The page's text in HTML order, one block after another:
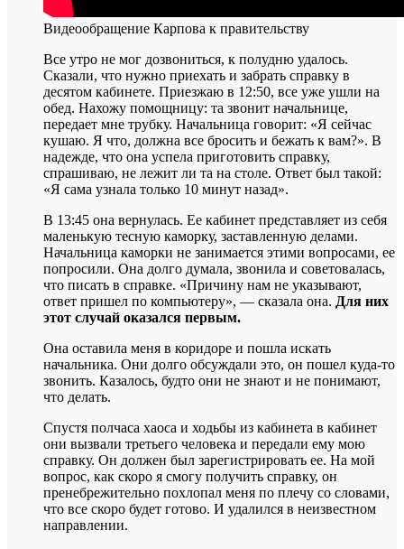
Видеообращение Карпова к правительству
Все утро не мог дозвониться, к полудню удалось.
Сказали, что нужно приехать и забрать справку в
десятом кабинете. Приезжаю в 12:50, все уже ушли на
обед. Нахожу помощницу: та звонит начальнице,
передает мне трубку. Начальница говорит: «Я сейчас
кушаю. Я что, должна все бросить и бежать к вам?». В
надежде, что она успела приготовить справку,
спрашиваю, не лежит ли та на столе. Ответ был такой:
«Я сама узнала только 10 минут назад».
В 13:45 она вернулась. Ее кабинет представляет из себя
маленькую тесную каморку, заставленную делами.
Начальница каморки не занимается этими вопросами, ее
попросили. Она долго думала, звонила и советовалась,
что писать в справке. «Причину нам не указывают,
ответ пришел по компьютеру», — сказала она. Для них
этот случай оказался первым.
Она оставила меня в коридоре и пошла искать
начальника. Они долго обсуждали это, он пошел куда-то
звонить. Казалось, будто они не знают и не понимают,
что делать.
Спустя полчаса хаоса и ходьбы из кабинета в кабинет
они вызвали третьего человека и передали ему мою
справку. Он должен был зарегистрировать ее. На мой
вопрос, как скоро я смогу получить справку, он
пренебрежительно похлопал меня по плечу со словами,
что все скоро будет готово. И удалился в неизвестном
направлении.